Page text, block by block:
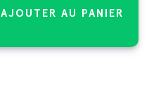
AJOUTER AU PANIER